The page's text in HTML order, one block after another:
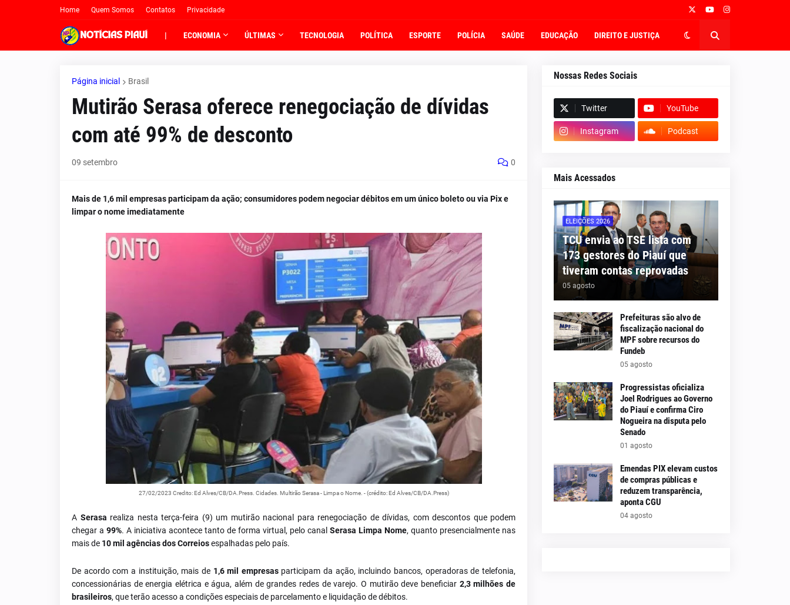
Home Quem Somos Contatos Privacidade
| ECONOMIA ÚLTIMAS TECNOLOGIA POLÍTICA ESPORTE POLÍCIA SAÚDE EDUCAÇÃO DIREITO E JUSTIÇA
Página inicial Brasil
Mutirão Serasa oferece renegociação de dívidas
com até 99% de desconto
09 setembro 0
Mais de 1,6 mil empresas participam da ação; consumidores podem negociar débitos em um único boleto ou via Pix e
limpar o nome imediatamente
27/02/2023 Credito: Ed Alves/CB/DA.Press. Cidades. Multirão Serasa - Limpa o Nome. - (crédito: Ed Alves/CB/DA.Press)
A Serasa realiza nesta terça-feira (9) um mutirão nacional para renegociação de dívidas, com descontos que podem
chegar a 99%. A iniciativa acontece tanto de forma virtual, pelo canal Serasa Limpa Nome, quanto presencialmente nas
mais de 10 mil agências dos Correiosespalhadas pelo país.
De acordo com a instituição, mais de 1,6 mil empresasparticipam da ação, incluindo bancos, operadoras de telefonia,
concessionárias de energia elétrica e água, além de grandes redes de varejo. O mutirão deve beneficiar 2,3 milhões de
brasileiros, que terão acesso a condições especiais de parcelamento e liquidação de débitos.
Nossas Redes Sociais
Twitter YouTube
Instagram Podcast
Mais Acessados
ELEIÇÕES 2026
TCU envia ao TSE lista com
173 gestores do Piauí que
tiveram contas reprovadas
05 agosto
Prefeituras são alvo de
fiscalização nacional do
MPF sobre recursos do
Fundeb
05 agosto
Progressistas oficializa
Joel Rodrigues ao Governo
do Piauí e confirma Ciro
Nogueira na disputa pelo
Senado
01 agosto
Emendas PIX elevam custos
de compras públicas e
reduzem transparência,
aponta CGU
04 agosto